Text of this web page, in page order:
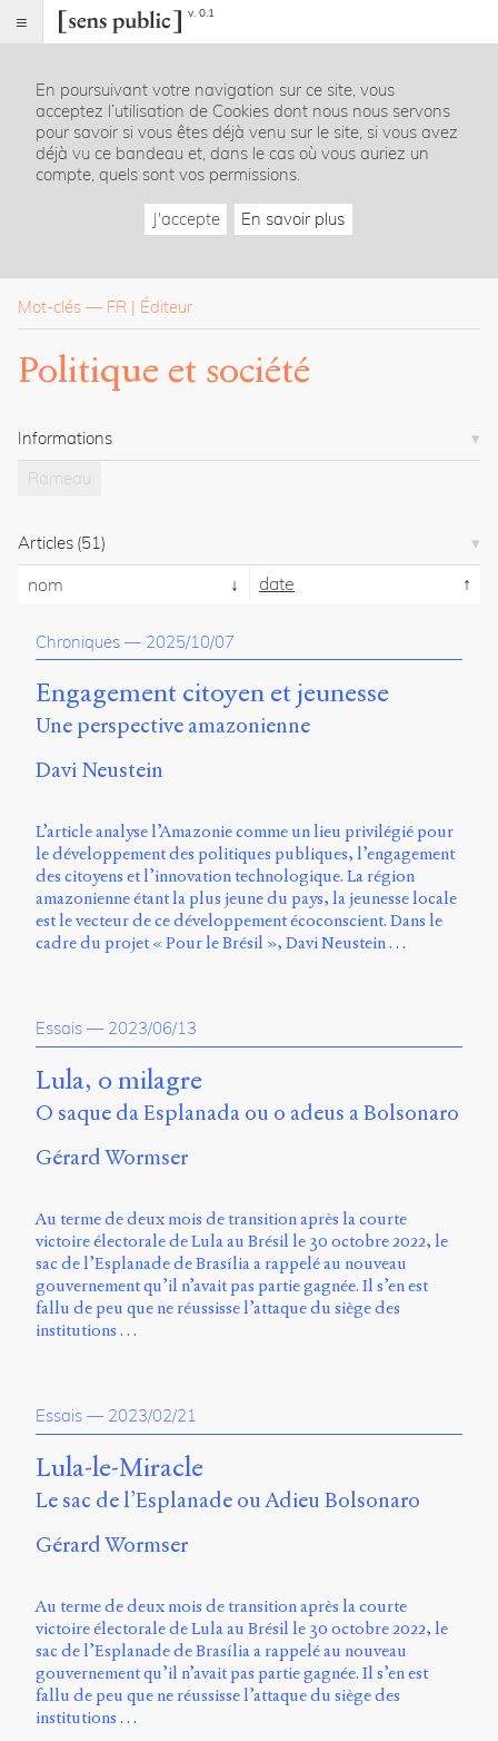
v. 0.1
Index
Rubriques
Essais
La
revue
Présentation
Publier
Contact
du
site
Archipel
En
ligne
Mastodon
Université
Campus
de
Longueuil
Local
B1-
12723
Le
Longueuil
(QC)
J4K
0B7
Canada
2104-
3272
Sens
public
Typographies
Jannon
de
Storm
Type
Foundry
Muli
de
Vernon
Adams.
Ce
site
En poursuivant votre navigation sur ce site, vous
acceptez l’utilisation de Cookies dont nous nous servons
pour savoir si vous êtes déjà venu sur le site, si vous avez
déjà vu ce bandeau et, dans le cas où vous auriez un
compte, quels sont vos permissions.
J'accepte En savoir plus
Mot-clés — FR Éditeur
Politique et société
Informations
Rameau
Articles (51)
nom date
Chroniques — 2025/10/07
Engagement citoyen et jeunesse
Une perspective amazonienne
Davi Neustein
L’article analyse l’Amazonie comme un lieu privilégié pour
le développement des politiques publiques, l’engagement
des citoyens et l’innovation technologique. La région
amazonienne étant la plus jeune du pays, la jeunesse locale
est le vecteur de ce développement écoconscient. Dans le
cadre du projet « Pour le Brésil », Davi Neustein …
Essais — 2023/06/13
Lula, o milagre
O saque da Esplanada ou o adeus a Bolsonaro
Gérard Wormser
Au terme de deux mois de transition après la courte
victoire électorale de Lula au Brésil le 30 octobre 2022, le
sac de l’Esplanade de Brasília a rappelé au nouveau
gouvernement qu’il n’avait pas partie gagnée. Il s’en est
fallu de peu que ne réussisse l’attaque du siège des
institutions …
Essais — 2023/02/21
Lula-le-Miracle
Le sac de l’Esplanade ou Adieu Bolsonaro
Gérard Wormser
Au terme de deux mois de transition après la courte
victoire électorale de Lula au Brésil le 30 octobre 2022, le
sac de l’Esplanade de Brasília a rappelé au nouveau
gouvernement qu’il n’avait pas partie gagnée. Il s’en est
fallu de peu que ne réussisse l’attaque du siège des
institutions …